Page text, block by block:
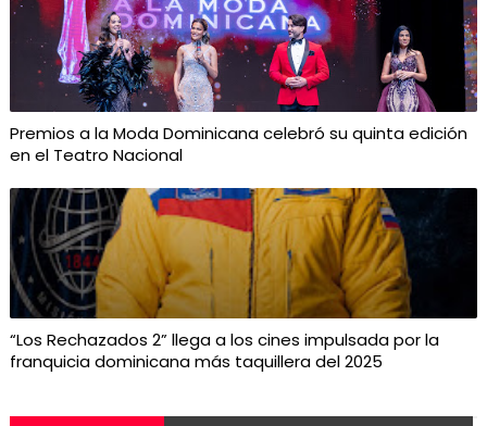
Premios a la Moda Dominicana celebró su quinta edición
en el Teatro Nacional
“Los Rechazados 2” llega a los cines impulsada por la
franquicia dominicana más taquillera del 2025